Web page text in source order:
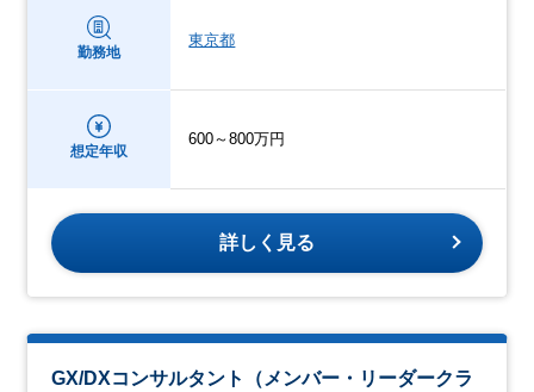
勤務地
東京都
想定年収
600～800万円
詳しく見る
GX/DXコンサルタント（メンバー・リーダークラ